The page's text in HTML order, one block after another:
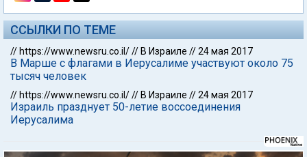
ССЫЛКИ ПО ТЕМЕ
// https://www.newsru.co.il/// В Израиле //24 мая 2017
В Марше с флагами в Иерусалиме участвуют около 75
тысяч человек
// https://www.newsru.co.il/// В Израиле //24 мая 2017
Израиль празднует 50-летие воссоединения
Иерусалима